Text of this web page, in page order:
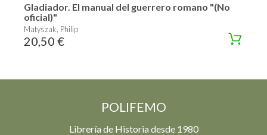
Gladiador. El manual del guerrero romano "(No
oficial)"
Matyszak, Philip
20,50 €
POLIFEMO
Librería de Historia desde 1980